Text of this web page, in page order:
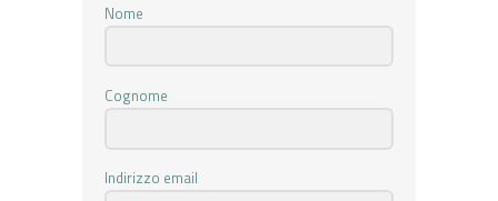
Nome
Cognome
Indirizzo email